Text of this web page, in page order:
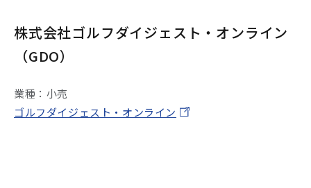
株式会社ゴルフダイジェスト・オンライン
（GDO）
業種：小売
ゴルフダイジェスト・オンライン